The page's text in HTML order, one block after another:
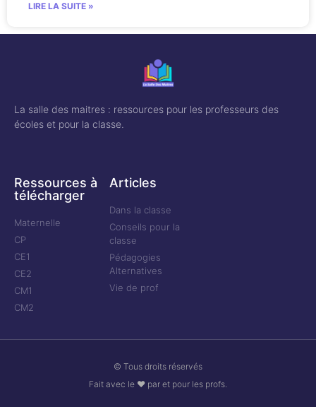
LIRE LA SUITE »
La salle des maitres : ressources pour les professeurs des
écoles et pour la classe.
Ressources à
télécharger
Maternelle
CP
CE1
CE2
CM1
CM2
Articles
Dans la classe
Conseils pour la
classe
Pédagogies
Alternatives
Vie de prof
© Tous droits réservés
Fait avec le ❤ par et pour les profs.